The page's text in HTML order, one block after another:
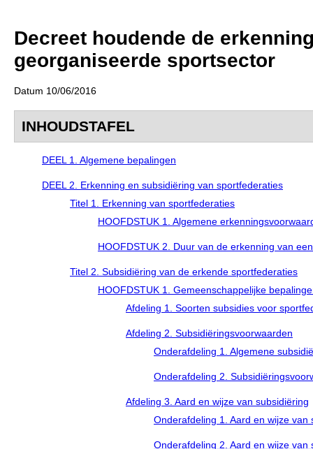
Decreet houdende de
georganiseerde sportsector
Datum 10/06/2016
INHOUDSTAFEL
DEEL 1. Algemene bepalingen
DEEL 2. Erkenning en subsidiëring van sportfederaties
Titel 1. Erkenning van sportfederaties
HOOFDSTUK 1. Algemene
HOOFDSTUK 2. Duur van de erkenning van
Titel 2. Subsidiëring van de erkende sportfederaties
HOOFDSTUK 1. Gemeenschappelijke
Afdeling 1. Soorten subsidies voor
Afdeling 2. Subsidiëringsvoorwaarden
Onderafdeling 1. Algemene
Onderafdeling 2.
Afdeling 3. Aard en wijze van subsidiëring
Onderafdeling 1. Aard en wijze
Onderafdeling 2. Aard en wijze